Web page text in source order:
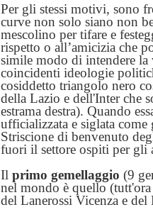
Per gli stessi motivi, sono
curve non solo siano non
mescolino per tifare e
rispetto o all’amicizia che
simile modo di intendere la
coincidenti ideologie
cosiddetto triangolo nero
della Lazio e dell'Inter che
estrama destra). Quando
ufficializzata e siglata come
Striscione di benvenuto
fuori il settore ospiti per gli
Il primo gemellaggio (9
nel mondo è quello
del Lanerossi Vicenza e del